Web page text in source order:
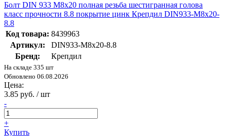
Болт DIN 933 М8х20 полная резьба шестигранная голова
класс прочности 8.8 покрытие цинк Крепдил DIN933-М8х20-
8.8
Код товара: 8439963
Артикул:
DIN933-М8х20-8.8
Бренд:
Крепдил
На складе 335 шт
Обновлено 06.08.2026
Цена:
3.85 руб. / шт
-
+
Купить